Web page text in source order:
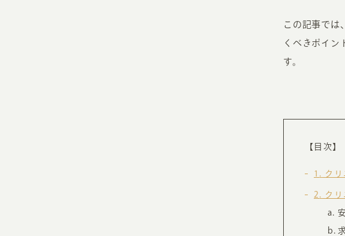
オン
この記事では
くべきポイン
す。
【目次】
1 ク
2 ク